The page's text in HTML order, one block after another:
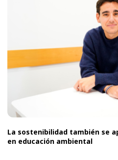
La sostenibilidad también se
en educación ambiental